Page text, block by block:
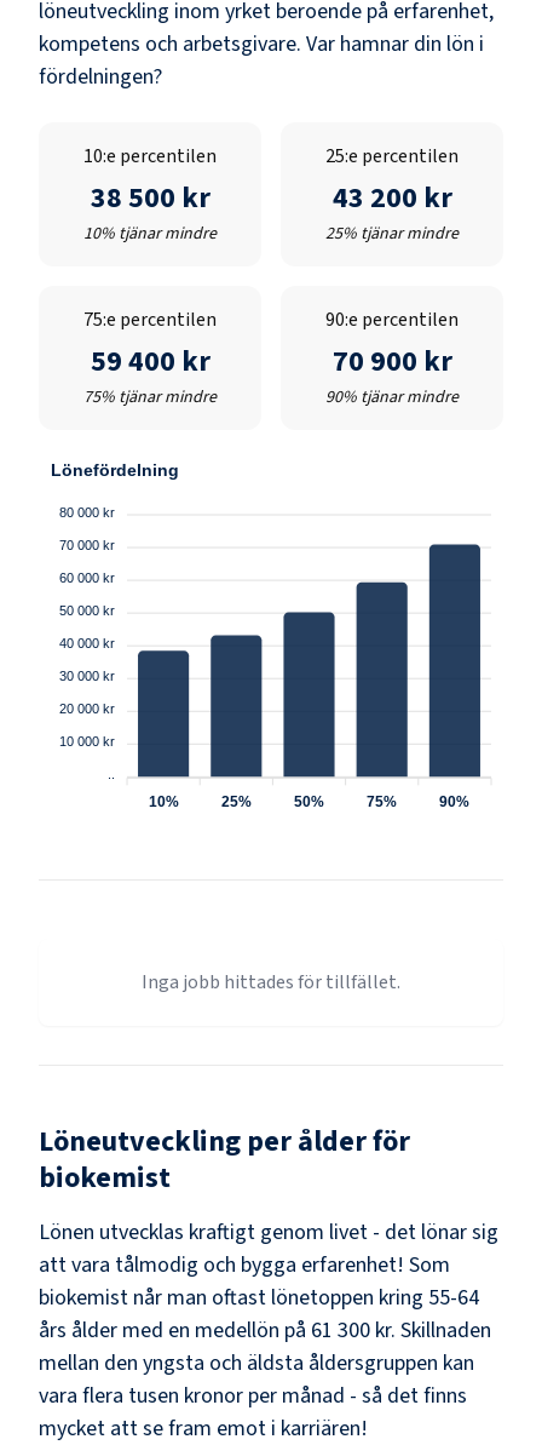
löneutveckling inom yrket beroende på erfarenhet,
kompetens och arbetsgivare. Var hamnar din lön i
fördelningen?
10:e percentilen
38 500 kr
10% tjänar mindre
25:e percentilen
43 200 kr
25% tjänar mindre
75:e percentilen
59 400 kr
75% tjänar mindre
90:e percentilen
70 900 kr
90% tjänar mindre
Lönefördelning
80 000 kr
70 000 kr
60 000 kr
50 000 kr
40 000 kr
30 000 kr
20 000 kr
10 000 kr
10% 25% 50% 75% 90%
Inga jobb hittades för tillfället.
Löneutveckling per ålder för
biokemist
Lönen utvecklas kraftigt genom livet - det lönar sig
att vara tålmodig och bygga erfarenhet! Som
biokemist når man oftast lönetoppen kring 55-64
års ålder med en medellön på 61 300 kr. Skillnaden
mellan den yngsta och äldsta åldersgruppen kan
vara flera tusen kronor per månad - så det finns
mycket att se fram emot i karriären!